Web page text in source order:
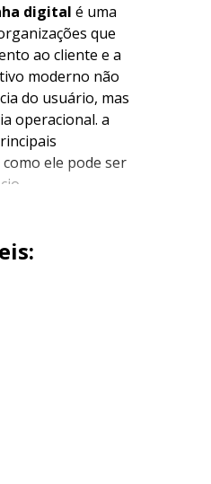
digital é uma
que
ao cliente e a
moderno não
do usuário, mas
operacional. a
ele pode ser
digital têm
se:
das senhas,
por senhas
retirem senhas
da